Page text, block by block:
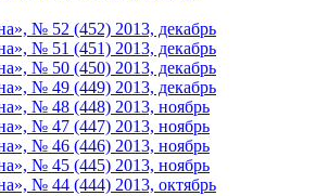
№ 52 (452) 2013, декабрь
№ 51 (451) 2013, декабрь
№ 50 (450) 2013, декабрь
№ 49 (449) 2013, декабрь
№ 48 (448) 2013, ноябрь
№ 47 (447) 2013, ноябрь
№ 46 (446) 2013, ноябрь
№ 45 (445) 2013, ноябрь
№ 44 (444) 2013, октябрь